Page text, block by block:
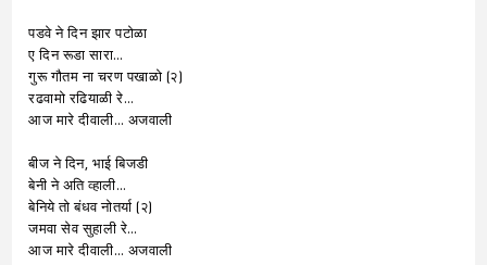
पडवे ने दिन झार पटोळा
ए दिन रूडा सारा…
गुरू गौतम ना चरण पखाळो (२)
रढवामो रढियाळी रे…
आज मारे दीवाली… अजवाली
बीज ने दिन, भाई बिजडी
बेनी ने अति व्हाली…
बेनिये तो बंधव नोतर्या (२)
जमवा सेव सुहाली रे…
आज मारे दीवाली… अजवाली